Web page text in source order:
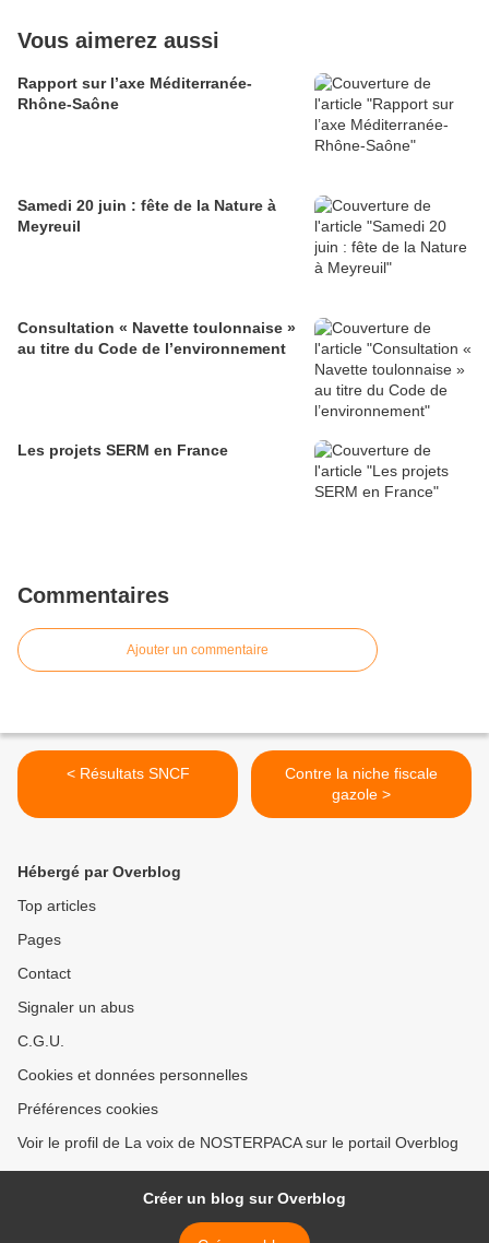
Vous aimerez aussi
Rapport sur l’axe Méditerranée-
Rhône-Saône
Samedi 20 juin : fête de la Nature à
Meyreuil
Consultation « Navette toulonnaise »
au titre du Code de l’environnement
Les projets SERM en France
Commentaires
Ajouter un commentaire
< Résultats SNCF
Contre la niche fiscale
gazole >
Hébergé par Overblog
Top articles
Pages
Contact
Signaler un abus
C.G.U.
Cookies et données personnelles
Préférences cookies
Voir le profil de La voix de NOSTERPACA sur le portail Overblog
Créer un blog sur Overblog